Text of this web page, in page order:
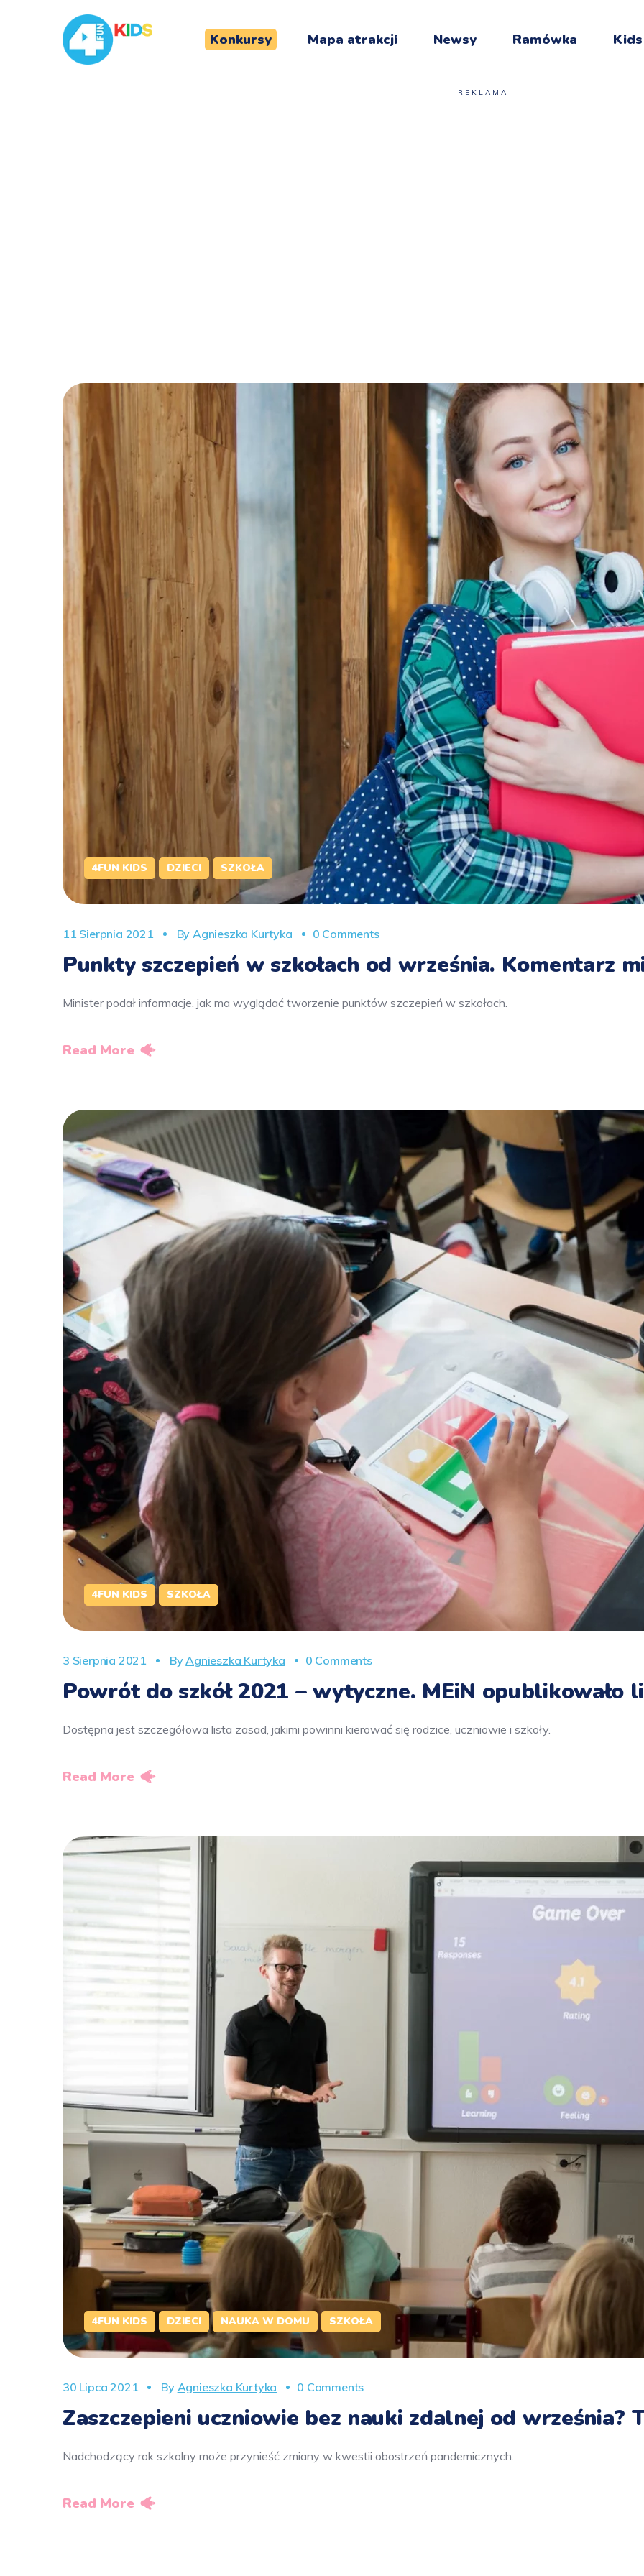
Konkursy Mapa atrakcji Newsy Ramówka
REKLAMA
4FUN KIDS DZIECI SZKOŁA
11 Sierpnia 2021 ByAgnieszka Kurtyka 0 Comments
Punkty szczepień w szkołach od września. Komentarz
Minister podał informacje, jak ma wyglądać tworzenie punktów szczepień w szkołach.
Read More
4FUN KIDS SZKOŁA
3 Sierpnia 2021 ByAgnieszka Kurtyka 0 Comments
Powrót do szkół 2021 – wytyczne. MEiN opublikowało
Dostępna jest szczegółowa lista zasad, jakimi powinni kierować się rodzice, uczniowie i szkoły.
Read More
4FUN KIDS DZIECI NAUKA W DOMU SZKOŁA
30 Lipca 2021 By Agnieszka Kurtyka 0 Comments
Zaszczepieni uczniowie bez nauki zdalnej od września?
Nadchodzący rok szkolny może przynieść zmiany w kwestii obostrzeń pandemicznych.
Read More